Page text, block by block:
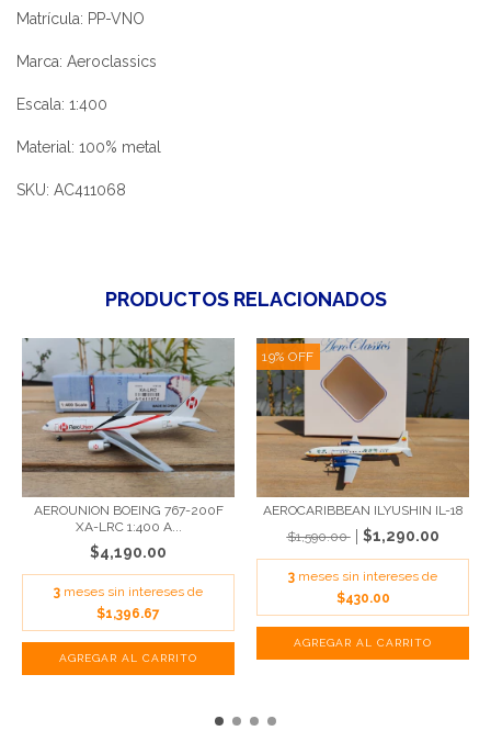
Matrícula: PP-VNO
Marca: Aeroclassics
Escala: 1:400
Material: 100% metal
SKU: AC411068
PRODUCTOS RELACIONADOS
AEROUNION BOEING 767-200F
XA-LRC 1:400 A...
$4,190.00
3 meses sin intereses de
$1,396.67
19% OFF
AEROCARIBBEAN ILYUSHIN IL-18
$1,590.00
$1,290.00
3 meses sin intereses de
$430.00